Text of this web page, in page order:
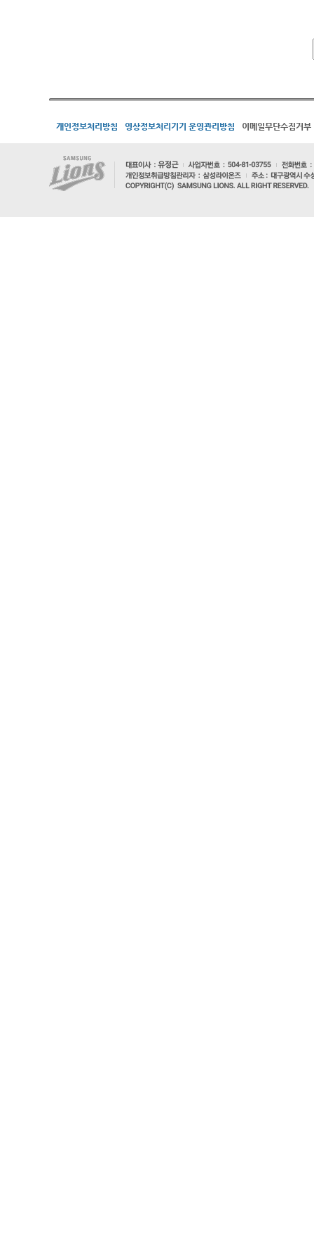
개인정보처리방침 영상정보처리기기 운영관리방침 이메일무단수집거부